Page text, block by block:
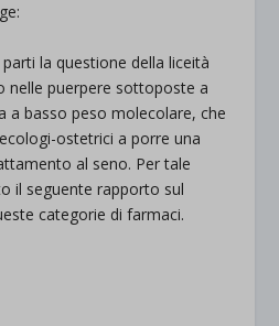
la questione della liceità
nelle puerpere sottoposte a
a basso peso molecolare, che
ostetrici a porre una
al seno. Per tale
il seguente rapporto sul
categorie di farmaci.